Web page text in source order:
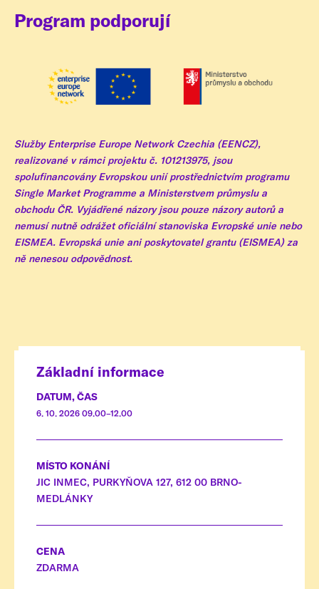
Program podporují
Služby Enterprise Europe Network Czechia (EENCZ),
realizované v rámci projektu č. 101213975, jsou
spolufinancovány Evropskou unií prostřednictvím programu
Single Market Programme a Ministerstvem průmyslu a
obchodu ČR. Vyjádřené názory jsou pouze názory autorů a
nemusí nutně odrážet oficiální stanoviska Evropské unie nebo
EISMEA. Evropská unie ani poskytovatel grantu (EISMEA) za
ně nenesou odpovědnost.
Základní informace
DATUM, ČAS
6. 10. 2026 09.00–12.00
MÍSTO KONÁNÍ
JIC INMEC, PURKYŇOVA 127, 612 00 BRNO-
MEDLÁNKY
CENA
ZDARMA